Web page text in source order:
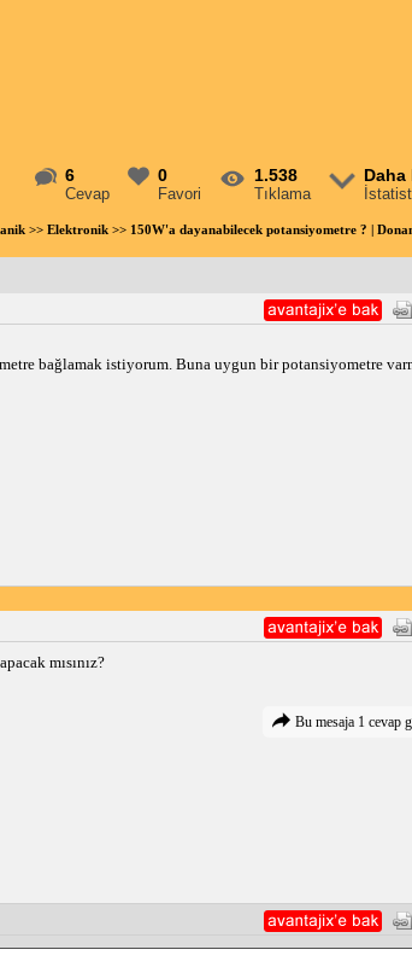
6
Cevap
0
Favori
1.538
Tıklama
Daha
>> Elektronik>> 150W'a dayanabilecek potansiyometre ? |
bağlamak istiyorum. Buna uygun bir potansiyometre
mısınız?
Bu mesaja 1 cevap